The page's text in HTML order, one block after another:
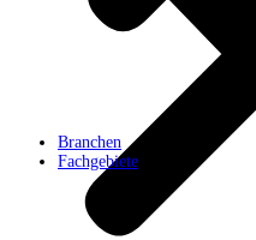
Branchen
Fachgebiete